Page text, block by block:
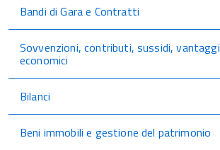
Bandi di Gara e Contratti
Sovvenzioni, contributi, sussidi, vantaggi
economici
Bilanci
Beni immobili e gestione del patrimonio